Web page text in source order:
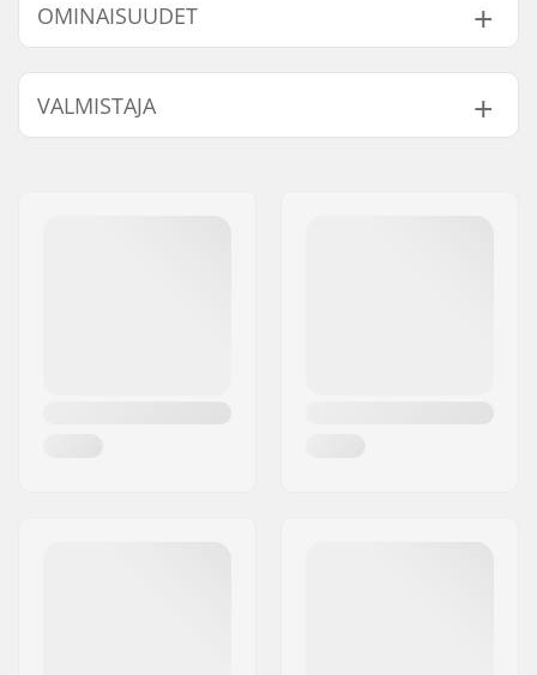
OMINAISUUDET
Length:
61cm (24")
Width:
Paino:
70g
VALMISTAJA